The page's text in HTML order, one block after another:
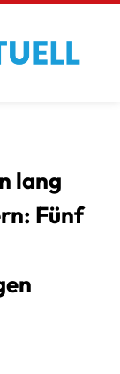
lang
Fünf